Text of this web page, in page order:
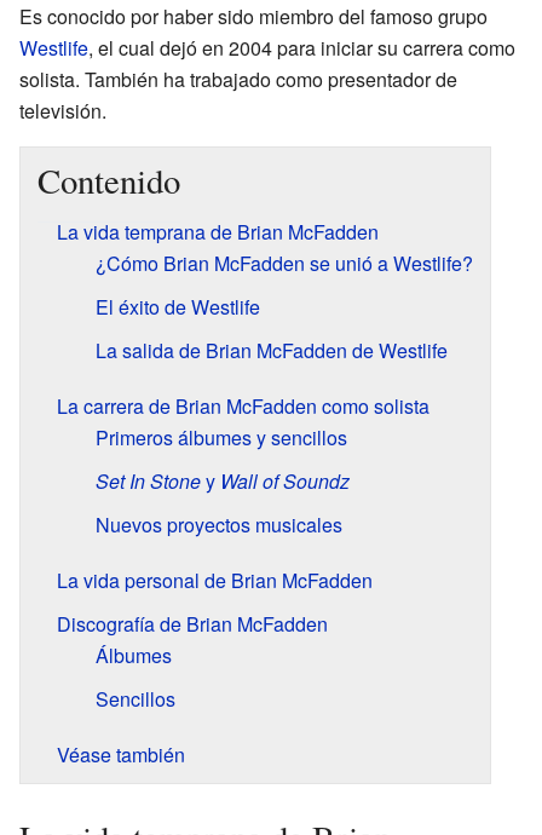
Es conocido por haber sido miembro del famoso grupo
Westlife, el cual dejó en 2004 para iniciar su carrera como
solista. También ha trabajado como presentador de
televisión.
Contenido
La vida temprana de Brian McFadden
¿Cómo Brian McFadden se unió a Westlife?
El éxito de Westlife
La salida de Brian McFadden de Westlife
La carrera de Brian McFadden como solista
Primeros álbumes y sencillos
Set In Stoney Wall of Soundz
Nuevos proyectos musicales
La vida personal de Brian McFadden
Discografía de Brian McFadden
Álbumes
Sencillos
Véase también